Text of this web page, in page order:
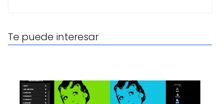
Te puede interesar